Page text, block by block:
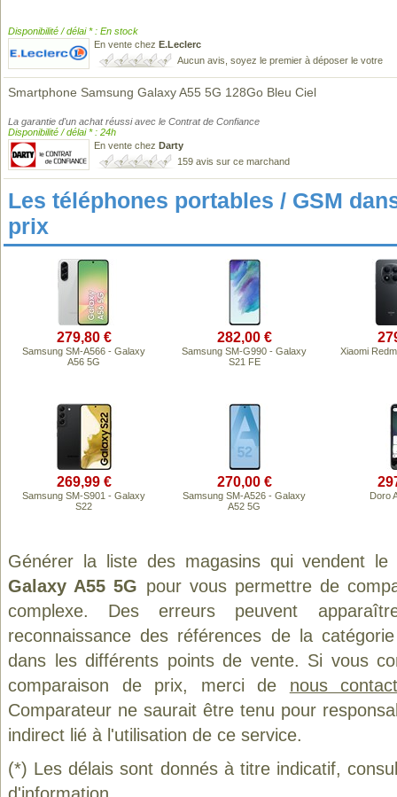
Disponibilité / délai * : En stock
En vente chez E.Leclerc
Aucun avis, soyez le premier à déposer le votre
Smartphone Samsung Galaxy A55 5G 128Go Bleu Ciel
La garantie d'un achat réussi avec le Contrat de Confiance
Disponibilité / délai * : 24h
En vente chez Darty
159 avis sur ce marchand
Les téléphones portables / GSM
prix
279,80 €
Samsung SM-A566 - Galaxy
A56 5G
282,00 €
Samsung SM-G990 - Galaxy
S21 FE
Xiaomi
269,99 €
Samsung SM-S901 - Galaxy
S22
270,00 €
Samsung SM-A526 - Galaxy
A52 5G
Doro
Générer la liste des magasins qui vendent
Galaxy A55 5G pour vous permettre de
complexe. Des erreurs peuvent
reconnaissance des références de la
dans les différents points de vente. Si vous
comparaison de prix, merci de nous
Comparateur ne saurait être tenu pour
indirect lié à l'utilisation de ce service.
(*) Les délais sont donnés à titre indicatif,